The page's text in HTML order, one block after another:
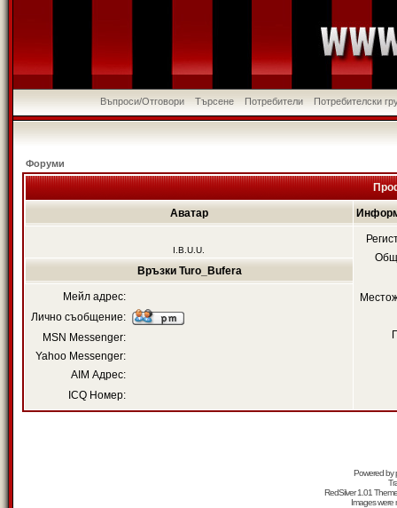
Въпроси/Отговори Търсене Потребители Потребителски
Форуми
Аватар
I.B.U.U.
Връзки Turo_Bufera
Мейл адрес:
Лично съобщение:
MSN Messenger:
Yahoo Messenger:
AIM Адрес:
ICQ Номер:
Powered by
RedSilver 1.01
Images were